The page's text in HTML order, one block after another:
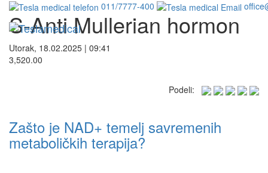
011/7777-400
S-Anti Mullerian hormon
Utorak, 18.02.2025 | 09:41
3,520.00
Podeli:
Zašto je NAD+ temelj savremenih
metaboličkih terapija?